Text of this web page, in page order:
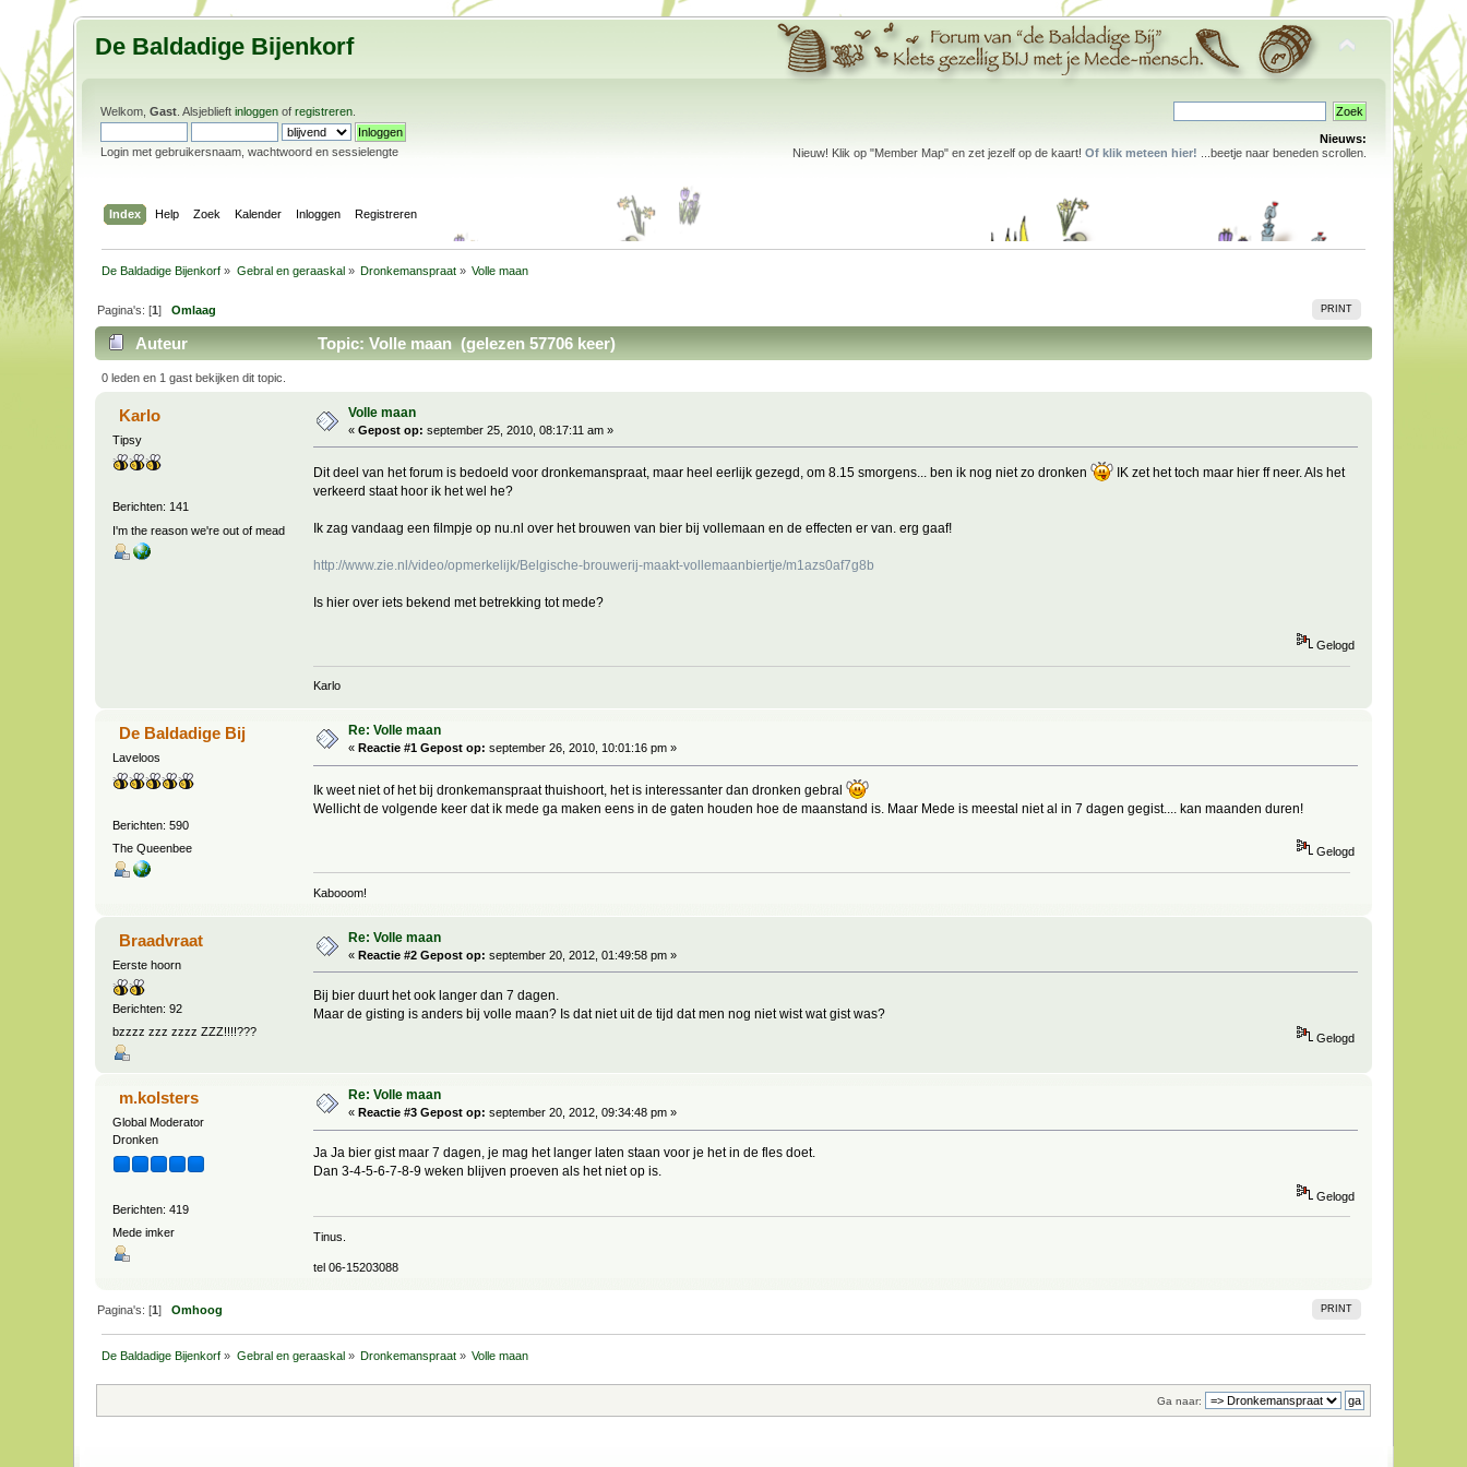
De Baldadige Bijenkorf
Welkom,Gast . Alsjeblieftinloggen ofregistreren
Login met gebruikersnaam, wachtwoord en sessielengte
Nieuws:
Nieuw! Klik op "Member Map" en zet jezelf op de kaart! Of klik meteen hier! ...beetje naar beneden scrollen.
Index Help Zoek Kalender Inloggen Registreren
De Baldadige Bijenkorf » Gebral en geraaskal» Dronkemanspraat » Volle maan
PRINT
Pagina's: [1]Omlaag
Auteur Topic: Volle maan (gelezen 57706 keer)
0 leden en 1 gast bekijken dit topic.
Karlo
Tipsy
Berichten: 141
I'm the reason we're out of mead
Volle maan
«Gepost op: september 25, 2010, 08:17:11 am »
Dit deel van het forum is bedoeld voor dronkemanspraat, maar heel eerlijk gezegd, om 8.15 smorgens... ben ik nog niet zo dronken
IK zet het toch maar hier ff neer. Als het
verkeerd staat hoor ik het wel he?
Ik zag vandaag een filmpje op nu.nl over het brouwen van bier bij vollemaan en de effecten er van. erg gaaf!
http://www.zie.nl/video/opmerkelijk/Belgische-brouwerij-maakt-vollemaanbiertje/m1azs0af7g8b
Is hier over iets bekend met betrekking tot mede?
Gelogd
Karlo
De Baldadige Bij
Laveloos
Berichten: 590
The Queenbee
Re: Volle maan
« Reactie #1 Gepost op: september 26, 2010, 10:01:16 pm »
Ik weet niet of het bij dronkemanspraat thuishoort, het is interessanter dan dronken gebral
Wellicht de volgende keer dat ik mede ga maken eens in de gaten houden hoe de maanstand is. Maar Mede is meestal niet al in 7 dagen gegist.... kan maanden duren!
Gelogd
Kabooom!
Braadvraat
Eerste hoorn
Berichten: 92
bzzzz zzz zzzz ZZZ!!!!???
Re: Volle maan
«Reactie #2 Gepost op: september 20, 2012, 01:49:58 pm »
Bij bier duurt het ook langer dan 7 dagen.
Maar de gisting is anders bij volle maan? Is dat niet uit de tijd dat men nog niet wist wat gist was?
Gelogd
m.kolsters
Global Moderator
Dronken
Berichten: 419
Mede imker
Re: Volle maan
« Reactie #3 Gepost op: september 20, 2012, 09:34:48 pm »
Ja Ja bier gist maar 7 dagen, je mag het langer laten staan voor je het in de fles doet.
Dan 3-4-5-6-7-8-9 weken blijven proeven als het niet op is.
Gelogd
Tinus.
tel 06-15203088
PRINT
Pagina's: [1]Omhoog
De Baldadige Bijenkorf » Gebral en geraaskal» Dronkemanspraat » Volle maan
Ga naar: